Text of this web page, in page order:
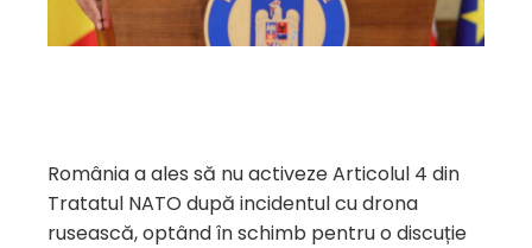
România a ales să nu activeze Articolul 4 din
Tratatul NATO după incidentul cu drona
rusească, optând în schimb pentru o discuție